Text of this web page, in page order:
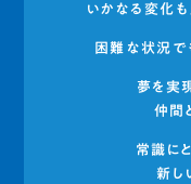
いかなる変化
困難な状況で
夢を実
仲間
常識に
新し